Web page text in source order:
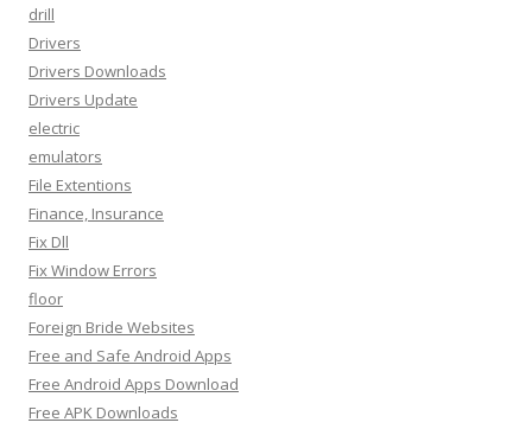
drill
Drivers
Drivers Downloads
Drivers Update
electric
emulators
File Extentions
Finance, Insurance
Fix Dll
Fix Window Errors
floor
Foreign Bride Websites
Free and Safe Android Apps
Free Android Apps Download
Free APK Downloads